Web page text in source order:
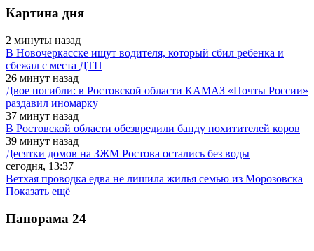
Картина дня
2 минуты назад
В Новочеркасске ищут водителя, который сбил ребенка и
сбежал с места ДТП
26 минут назад
Двое погибли: в Ростовской области КАМАЗ «Почты России»
раздавил иномарку
37 минут назад
В Ростовской области обезвредили банду похитителей коров
39 минут назад
Десятки домов на ЗЖМ Ростова остались без воды
сегодня, 13:37
Ветхая проводка едва не лишила жилья семью из Морозовска
Показать ещё
Панорама 24